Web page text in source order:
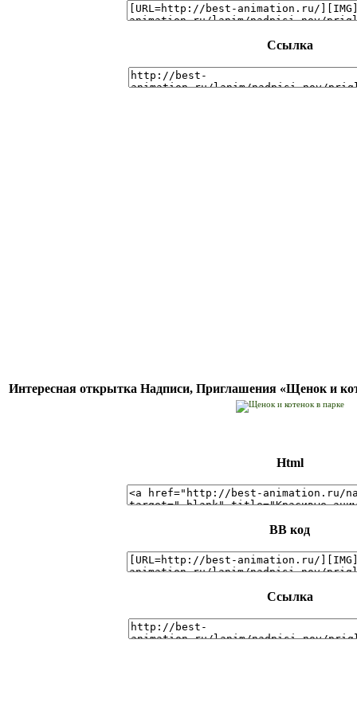
Ссылка
Интересная открытка Надписи, Приглашения «Щенок и
Html
BB код
Ссылка